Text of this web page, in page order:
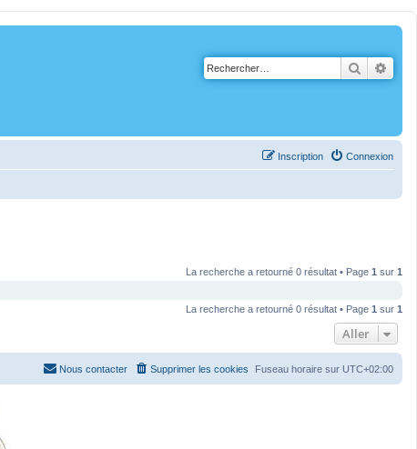
Connexion
Inscription
La recherche a retourné 0 résultat • Page 1 sur 1
La recherche a retourné 0 résultat • Page 1 sur 1
Aller
Fuseau horaire sur UTC+02:00
Supprimer les cookies
Nous contacter